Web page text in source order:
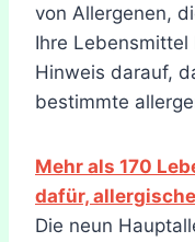
von Allergenen,
Ihre Lebensmittel
Hinweis darauf,
bestimmte
Mehr als 170
dafür,
Die neun